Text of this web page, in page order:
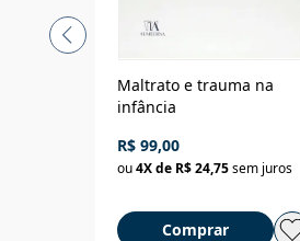
Maltrato e trauma na
infância
R$ 99,00
ou4X de R$ 24,75sem juros
Comprar